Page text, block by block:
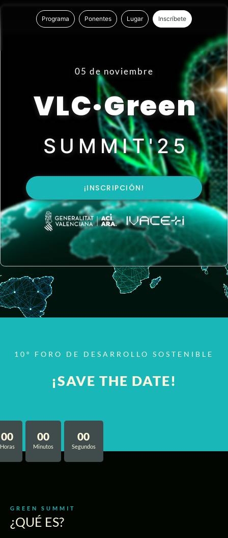
Programa Ponentes Lugar Inscríbete
05 de noviembre
VLC·Green
SUMMIT'25
¡INSCRIPCIÓN!
10º FORO DE DESARROLLO SOSTENIBLE
¡SAVE THE DATE!
00
Horas
00
Minutos
00
Segundos
GREEN SUMMIT
¿QUÉ ES?